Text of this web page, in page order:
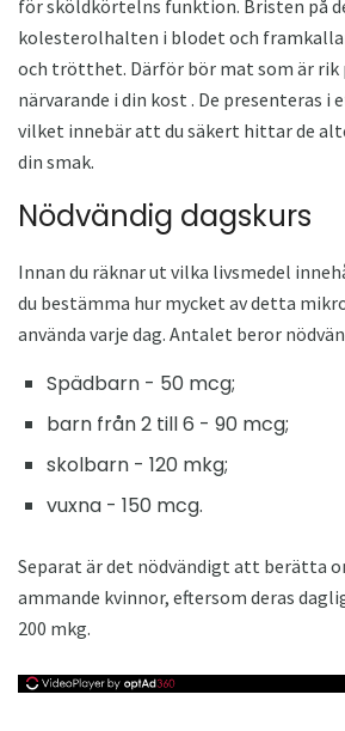
för sköldkörtelns funktion. Bristen på
kolesterolhalten i blodet och
och trötthet. Därför bör mat som är rik
närvarande i din kost . De presenteras
vilket innebär att du säkert hittar de
din smak.
Nödvändig dagskurs
Innan du räknar ut vilka livsmedel
du bestämma hur mycket av detta
använda varje dag. Antalet beror
Spädbarn - 50 mcg;
barn från 2 till 6 - 90 mcg;
skolbarn - 120 mkg;
vuxna - 150 mcg.
Separat är det nödvändigt att berätta
ammande kvinnor, eftersom deras
200 mkg.